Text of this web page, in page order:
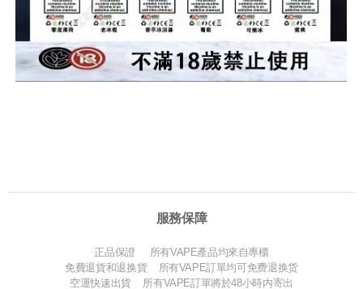
服務保障
正品保證 所有VAPE產品均來自專櫃
免費退貨和退换貨 所有VAPE訂單均可免费退换货
空運快速出貨 所有VAPE訂單將於48小時内寄出